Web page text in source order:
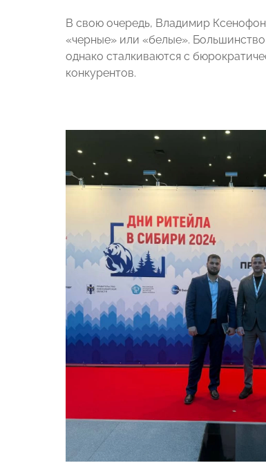
В свою очередь, Владимир
«черные» или «белые».
однако сталкиваются с
конкурентов.